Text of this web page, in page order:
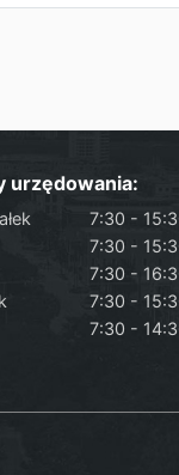
urzędowania:
7:30 -
7:30 -
7:30 -
7:30 -
7:30 -